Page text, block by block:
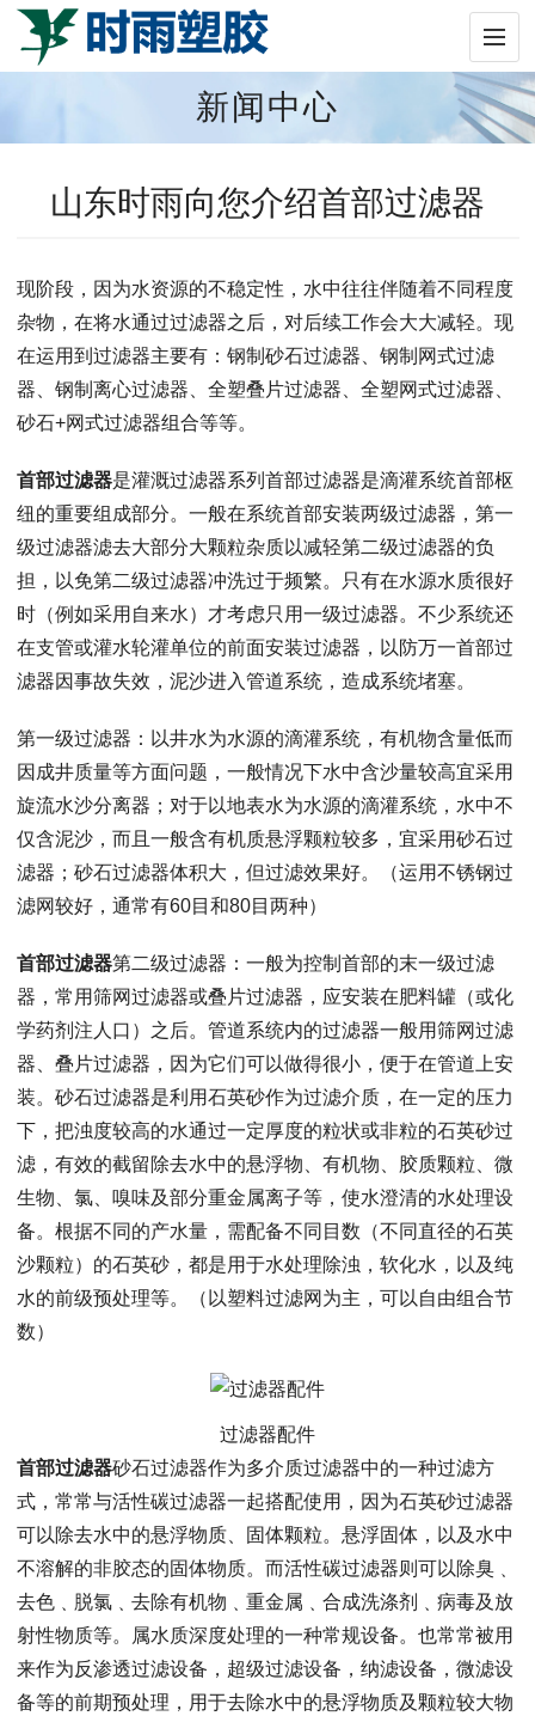
新闻中心
山东时雨向您介绍首部过滤器
现阶段，因为水资源的不稳定性，水中往往伴随着不同程度
杂物，在将水通过过滤器之后，对后续工作会大大减轻。现
在运用到过滤器主要有：钢制砂石过滤器、钢制网式过滤
器、钢制离心过滤器、全塑叠片过滤器、全塑网式过滤器、
砂石+网式过滤器组合等等。
首部过滤器是灌溉过滤器系列首部过滤器是滴灌系统首部枢
纽的重要组成部分。一般在系统首部安装两级过滤器，第一
级过滤器滤去大部分大颗粒杂质以减轻第二级过滤器的负
担，以免第二级过滤器冲洗过于频繁。只有在水源水质很好
时（例如采用自来水）才考虑只用一级过滤器。不少系统还
在支管或灌水轮灌单位的前面安装过滤器，以防万一首部过
滤器因事故失效，泥沙进入管道系统，造成系统堵塞。
第一级过滤器：以井水为水源的滴灌系统，有机物含量低而
因成井质量等方面问题，一般情况下水中含沙量较高宜采用
旋流水沙分离器；对于以地表水为水源的滴灌系统，水中不
仅含泥沙，而且一般含有机质悬浮颗粒较多，宜采用砂石过
滤器；砂石过滤器体积大，但过滤效果好。（运用不锈钢过
滤网较好，通常有60目和80目两种）
首部过滤器第二级过滤器：一般为控制首部的末一级过滤
器，常用筛网过滤器或叠片过滤器，应安装在肥料罐（或化
学药剂注人口）之后。管道系统内的过滤器一般用筛网过滤
器、叠片过滤器，因为它们可以做得很小，便于在管道上安
装。砂石过滤器是利用石英砂作为过滤介质，在一定的压力
下，把浊度较高的水通过一定厚度的粒状或非粒的石英砂过
滤，有效的截留除去水中的悬浮物、有机物、胶质颗粒、微
生物、氯、嗅味及部分重金属离子等，使水澄清的水处理设
备。根据不同的产水量，需配备不同目数（不同直径的石英
沙颗粒）的石英砂，都是用于水处理除浊，软化水，以及纯
水的前级预处理等。（以塑料过滤网为主，可以自由组合节
数）
过滤器配件
首部过滤器砂石过滤器作为多介质过滤器中的一种过滤方
式，常常与活性碳过滤器一起搭配使用，因为石英砂过滤器
可以除去水中的悬浮物质、固体颗粒。悬浮固体，以及水中
不溶解的非胶态的固体物质。而活性碳过滤器则可以除臭﹑
去色﹑脱氯﹑去除有机物﹑重金属﹑合成洗涤剂﹑病毒及放
射性物质等。属水质深度处理的一种常规设备。也常常被用
来作为反渗透过滤设备，超级过滤设备，纳滤设备，微滤设
备等的前期预处理，用于去除水中的悬浮物质及颗粒较大物